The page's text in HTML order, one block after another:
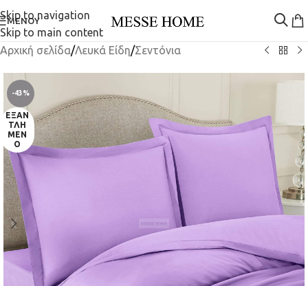
Skip to navigation
Skip to main content
ΜΕΝΟΎ
Αρχική σελίδα/Λευκά Είδη/Σεντόνια
-43%
ΕΞΑΝ
ΤΛΗ
ΜΈΝ
Ο